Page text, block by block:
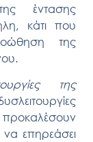
έντασης
κάτι που
της
της
επηρεάσει